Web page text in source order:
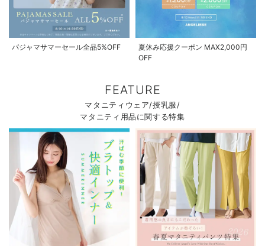
お買い物を続ける カートへ進む
パジャマサマーセール全品5%OFF
夏休み応援クーポン MAX2,000円
OFF
FEATURE
マタニティウェア/授乳服/
マタニティ用品に関する特集
お気に入り商品を確認する